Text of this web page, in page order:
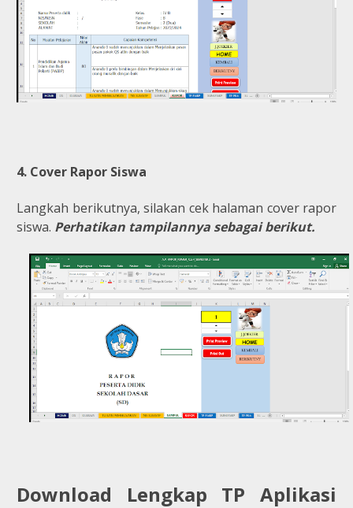
4. Cover Rapor Siswa
Langkah berikutnya, silakan cek halaman cover rapor
siswa. Perhatikan tampilannya sebagai berikut.
Download Lengkap TP Aplikasi